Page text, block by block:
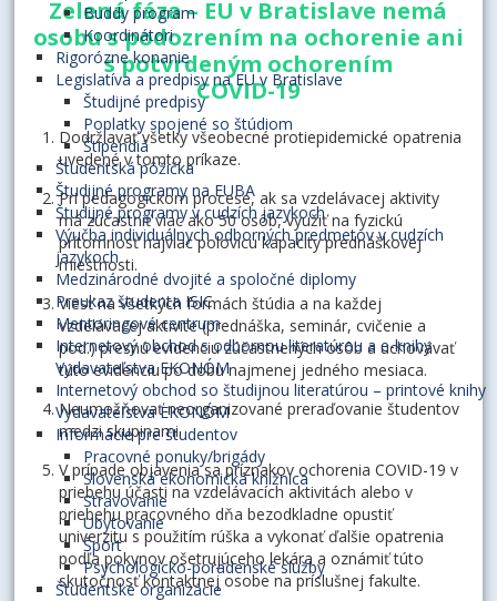
Buddy program
Koordinátori
Rigorózne konanie
Legislatíva a predpisy na EU v Bratislave
Študijné predpisy
Poplatky spojené so štúdiom
Štipendiá
Študentská pôžička
Študijné programy na EUBA
Študijné programy v cudzích jazykoch
Výučba individuálnych odborných predmetov v cudzích
jazykoch
Medzinárodné dvojité a spoločné diplomy
Preukaz študenta ISIC
Mentoringové centrum
Internetový obchod s odbornou literatúrou a e-knihy
Vydavateľstva EKONÓM
Internetový obchod so študijnou literatúrou – printové knihy
Vydavateľstva EKONÓM
Informácie pre študentov
Pracovné ponuky/brigády
Slovenská ekonomická knižnica
Stravovanie
Ubytovanie
Šport
Psychologicko-poradenské služby
Študentské organizácie
Zelená fáza – EU v Bratislave nemá
osobu s podozrením na ochorenie ani
s potvrdeným ochorením
COVID-19
Dodržiavať všetky všeobecné protiepidemické opatrenia
uvedené v tomto príkaze.
Pri pedagogickom procese, ak sa vzdelávacej aktivity
má zúčastniť viac ako 50 osôb, využiť na fyzickú
prítomnosť najviac polovicu kapacity prednáškovej
miestnosti.
Viesť na všetkých formách štúdia a na každej
vzdelávacej aktivite (prednáška, seminár, cvičenie a
pod.) presnú evidenciu zúčastnených osôb a uchovávať
túto evidenciu po dobu najmenej jedného mesiaca.
Neumožňovať neorganizované preraďovanie študentov
medzi skupinami.
V prípade objavenia sa príznakov ochorenia COVID-19 v
priebehu účasti na vzdelávacích aktivitách alebo v
priebehu pracovného dňa bezodkladne opustiť
univerzitu s použitím rúška a vykonať ďalšie opatrenia
podľa pokynov ošetrujúceho lekára a oznámiť túto
skutočnosť kontaktnej osobe na príslušnej fakulte.